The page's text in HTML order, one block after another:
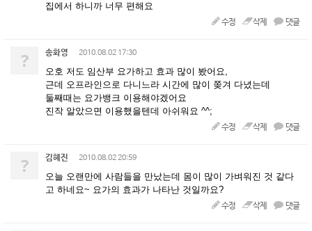
집에서 하니까 너무 편해요
수정 삭제 댓글
? 송화영 2010.08.02 17:30
오호 저도 임산부 요가하고 효과 많이 봤어요,
근데 오프라인으로 다니느라 시간에 많이 쫒겨 다녔는데
둘째때는 요가뱅크 이용해야겠어요
진작 알았으면 이용했을텐데 아쉬워요 ^^;
수정 삭제 댓글
? 김혜진 2010.08.02 20:59
오늘 오랜만에 사람들을 만났는데 몸이 많이 가벼워진 것 같다
고 하네요~ 요가의 효과가 나타난 것일까요?
수정 삭제 댓글